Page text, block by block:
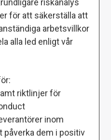
riskanalys
för att säkerställa att
arbetsvillkor
alla led enligt vår
riktlinjer för
inom
påverka dem i positiv